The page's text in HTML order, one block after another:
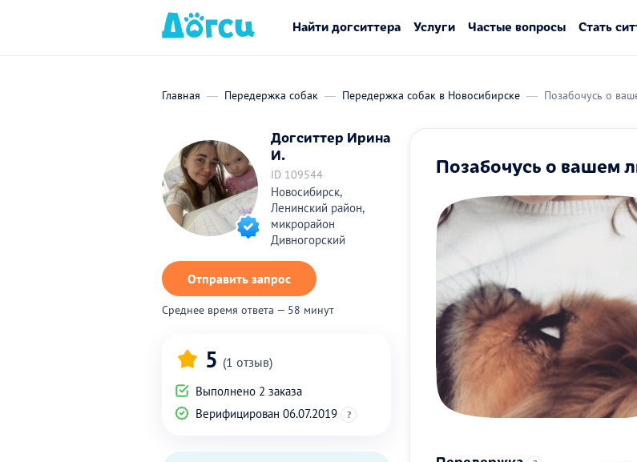
Найти догситтера Услуги Частые вопросы Стать
Главная Передержка собак Передержка собак в Новосибирске Позабочусь о
Догситтер Ирина
И.
ID 109544
Новосибирск,
Ленинский район,
микрорайон
Дивногорский
Отправить запрос
Среднее время ответа — 58 минут
5 (1 отзыв)
Выполнено 2 заказа
Верифицирован 06.07.2019
?
Позабочусь о вашем